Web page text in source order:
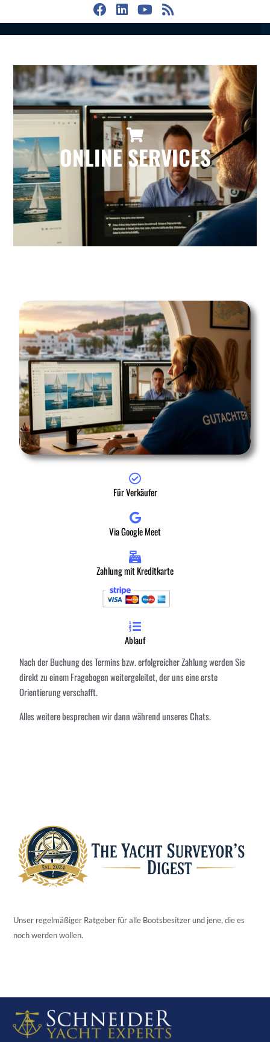
ONLINE SERVICES
Für Verkäufer
Via Google Meet
Zahlung mit Kreditkarte
Ablauf
Nach der Buchung des Termins bzw. erfolgreicher Zahlung werden Sie
direkt zu einem Fragebogen weitergeleitet, der uns eine erste
Orientierung verschafft.
Alles weitere besprechen wir dann während unseres Chats.
Unser regelmäßiger Ratgeber für alle Bootsbesitzer und jene, die es
noch werden wollen.